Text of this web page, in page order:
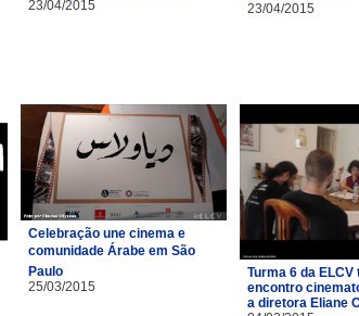
23/04/2015
23/04/2015
Celebração une cinema e
comunidade Árabe em São
Paulo
25/03/2015
Turma 6 da ELCV
encontro
a diretora Eliane